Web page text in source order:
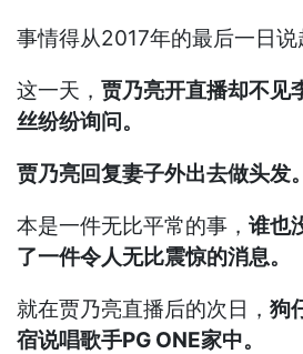
事情得从2017年的最后一日说
这一天，贾乃亮开直播却不见
丝纷纷询问。
贾乃亮回复妻子外出去做头发。
本是一件无比平常的事，谁也
了一件令人无比震惊的消息。
就在贾乃亮直播后的次日，狗
宿说唱歌手PG ONE家中。